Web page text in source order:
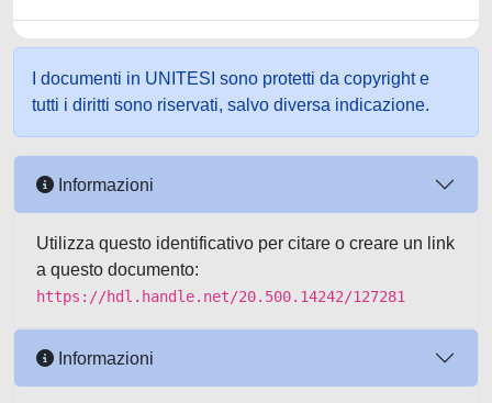
I documenti in UNITESI sono protetti da copyright e
tutti i diritti sono riservati, salvo diversa indicazione.
Informazioni
Utilizza questo identificativo per citare o creare un link
a questo documento:
https://hdl.handle.net/20.500.14242/127281
Informazioni